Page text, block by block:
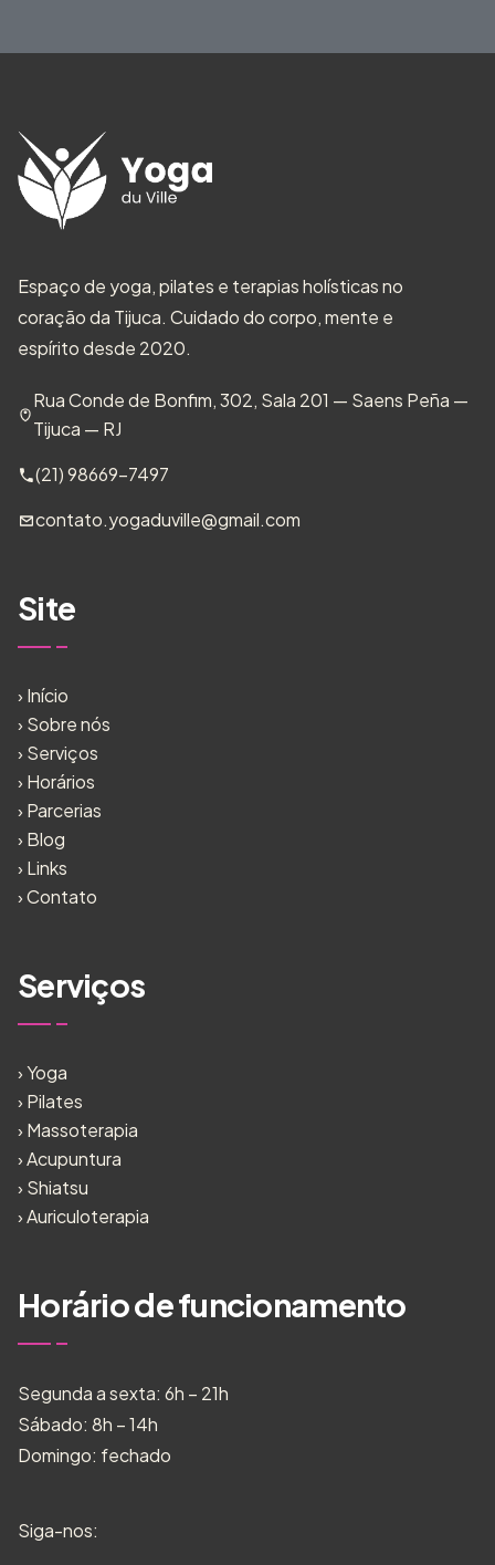
Espaço de yoga, pilates e terapias holísticas no
coração da Tijuca. Cuidado do corpo, mente e
espírito desde 2020.
Rua Conde de Bonfim, 302, Sala 201 — Saens Peña —
Tijuca — RJ
(21) 98669-7497
contato.yogaduville@gmail.com
Site
› Início
› Sobre nós
› Serviços
› Horários
› Parcerias
› Blog
› Links
›Contato
Serviços
›Yoga
› Pilates
› Massoterapia
›Acupuntura
› Shiatsu
›Auriculoterapia
Horário de funcionamento
Segunda a sexta: 6h – 21h
Sábado: 8h – 14h
Domingo: fechado
Siga-nos: